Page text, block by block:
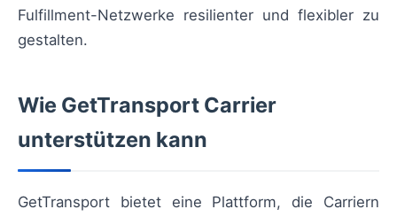
Fulfillment-Netzwerke resilienter und flexibler zu
gestalten.
Wie GetTransport Carrier
unterstützen kann
GetTransport bietet eine Plattform, die Carriern